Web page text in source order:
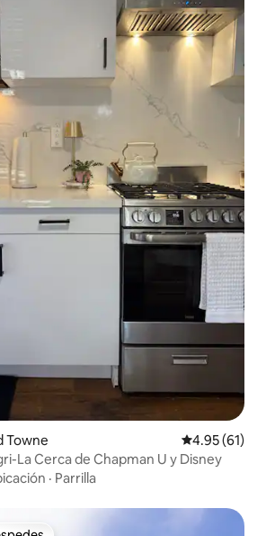
Towne Calificación
4.95 (61)
Un pequeño Shangri-La Cerca de Chapman U y Disney
· Parrilla